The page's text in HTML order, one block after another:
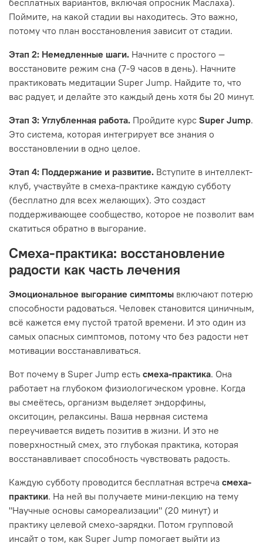
бесплатных вариантов, включая опросник Маслаха).
Поймите, на какой стадии вы находитесь. Это важно,
потому что план восстановления зависит от стадии.
Этап 2: Немедленные шаги. Начните с простого —
восстановите режим сна (7-9 часов в день). Начните
практиковать медитации Super Jump. Найдите то, что
вас радует, и делайте это каждый день хотя бы 20 минут.
Этап 3: Углубленная работа. Пройдите курс Super Jump.
Это система, которая интегрирует все знания о
восстановлении в одно целое.
Этап 4: Поддержание и развитие. Вступите в интеллект-
клуб, участвуйте в смеха-практике каждую субботу
(бесплатно для всех желающих). Это создаст
поддерживающее сообщество, которое не позволит вам
скатиться обратно в выгорание.
Смеха-практика: восстановление
радости как часть лечения
Эмоциональное выгорание симптомы включают потерю
способности радоваться. Человек становится циничным,
всё кажется ему пустой тратой времени. И это один из
самых опасных симптомов, потому что без радости нет
мотивации восстанавливаться.
Вот почему в Super Jump есть смеха-практика. Она
работает на глубоком физиологическом уровне. Когда
вы смеётесь, организм выделяет эндорфины,
окситоцин, релаксины. Ваша нервная система
переучивается видеть позитив в жизни. И это не
поверхностный смех, это глубокая практика, которая
восстанавливает способность чувствовать радость.
Каждую субботу проводится бесплатная встреча смеха-
практики. На ней вы получаете мини-лекцию на тему
"Научные основы самореализации" (20 минут) и
практику целевой смехо-зарядки. Потом групповой
инсайт о том, как Super Jump помогает выйти из